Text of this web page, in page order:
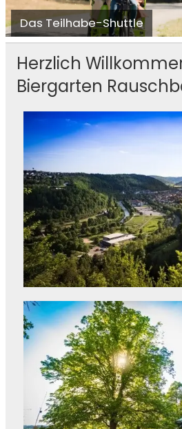
Das Teilhabe-Shuttle
Herzlich
Biergarten